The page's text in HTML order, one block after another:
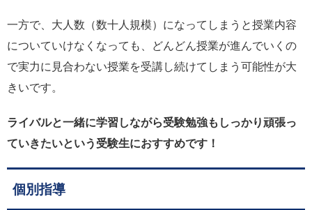
一方で、大人数（数十人規模）になってしまうと授業内容
についていけなくなっても、どんどん授業が進んでいくの
で実力に見合わない授業を受講し続けてしまう可能性が大
きいです。
ライバルと一緒に学習しながら受験勉強もしっかり頑張っ
ていきたいという受験生におすすめです！
個別指導